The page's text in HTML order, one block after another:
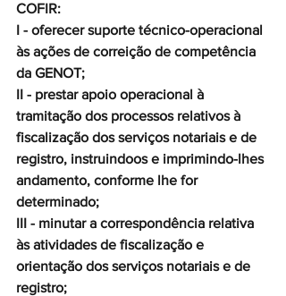
COFIR:
I - oferecer suporte técnico-operacional
às ações de correição de competência
da GENOT;
II - prestar apoio operacional à
tramitação dos processos relativos à
fiscalização dos serviços notariais e de
registro, instruindoos e imprimindo-lhes
andamento, conforme lhe for
determinado;
III - minutar a correspondência relativa
às atividades de fiscalização e
orientação dos serviços notariais e de
registro;